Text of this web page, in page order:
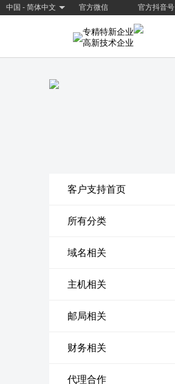
中国 - 简体中文 官方微信 官方抖音号
专精特新企业
高新技术企业
客户支持首页
所有分类
域名相关
主机相关
邮局相关
财务相关
代理合作